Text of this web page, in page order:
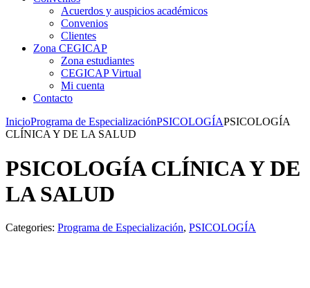
Acuerdos y auspicios académicos
Convenios
Clientes
Zona CEGICAP
Zona estudiantes
CEGICAP Virtual
Mi cuenta
Contacto
InicioPrograma de EspecializaciónPSICOLOGÍAPSICOLOGÍA
CLÍNICA Y DE LA SALUD
PSICOLOGÍA CLÍNICA Y DE
LA SALUD
Categories: Programa de Especialización, PSICOLOGÍA